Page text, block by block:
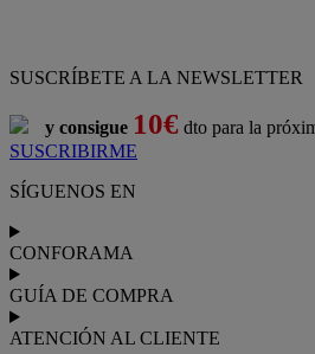
SUSCRÍBETE A LA NEWSLETTER
y consigue 10€ dto para la
SUSCRIBIRME
SÍGUENOS EN
CONFORAMA
GUÍA DE COMPRA
ATENCIÓN AL CLIENTE